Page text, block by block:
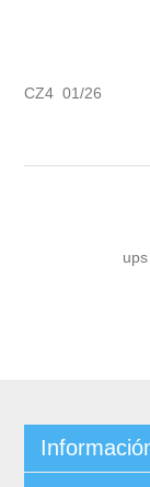
CZ4 01/26